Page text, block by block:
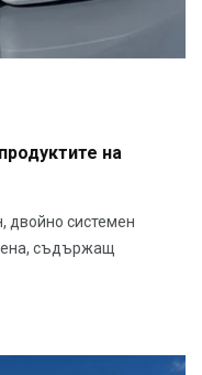
на
системен
съдържащ